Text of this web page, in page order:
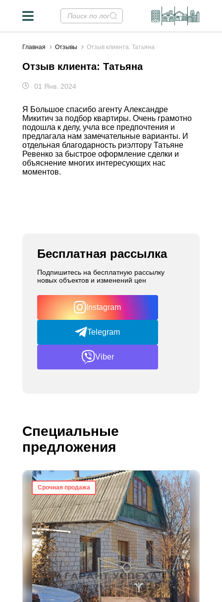
Главная Отзывы Отзыв клиента: Татьяна
Отзыв клиента: Татьяна
01 Янв. 2024
Я Большое спасибо агенту Александре
Микитич за подбор квартиры. Очень грамотно
подошла к делу, учла все предпочтения и
предлагала нам замечательные варианты. И
отдельная благодарность риэлтору Татьяне
Ревенко за быстрое оформление сделки и
объяснение многих интересующих нас
моментов.
Бесплатная рассылка
Подпишитесь на бесплатную рассылку
новых объектов и изменений цен
Instagram
Telegram
Viber
Специальные
предложения
Срочная продажа